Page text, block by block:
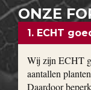
ONZE
1. ECHT
Wij zijn ECHT
aantallen
Daardoor